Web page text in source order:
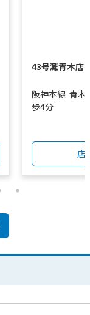
43号灘青木店
阪神本線 青木
歩4分
店